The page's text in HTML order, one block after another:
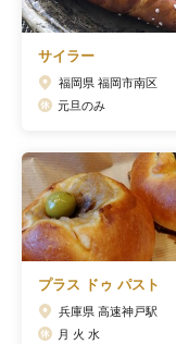
サイラー
福岡県 福岡市南区
元旦のみ
プラス ドゥ パスト
兵庫県 高速神戸駅
月 火 水